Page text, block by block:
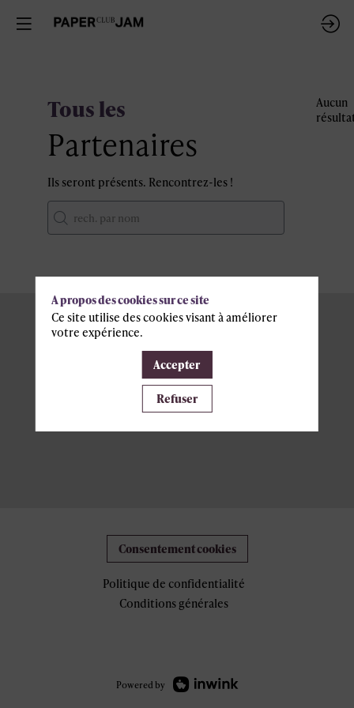
Tous les
Partenaires
Ils seront présents. Rencontrez-les !
Aucun
Consentement cookies
Politique de confidentialité
Conditions générales
Powered by
A propos des cookies sur ce site
Ce site utilise des cookies visant à améliorer
votre expérience.
Accepter
Refuser